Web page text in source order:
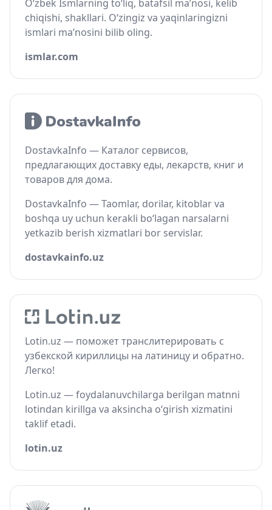
O‘zbek Ismlarning to‘liq, batafsil ma’nosi, kelib
chiqishi, shakllari. O‘zingiz va yaqinlaringizni
ismlari ma’nosini bilib oling.
ismlar.com
DostavkaInfo — Каталог сервисов,
предлагающих доставку еды, лекарств, книг и
товаров для дома.
DostavkaInfo — Taomlar, dorilar, kitoblar va
boshqa uy uchun kerakli bo‘lagan narsalarni
yetkazib berish xizmatlari bor servislar.
dostavkainfo.uz
Lotin.uz — поможет транслитерировать с
узбекской кириллицы на латиницу и обратно.
Легко!
Lotin.uz — foydalanuvchilarga berilgan matnni
lotindan kirillga va aksincha o‘girish xizmatini
taklif etadi.
lotin.uz